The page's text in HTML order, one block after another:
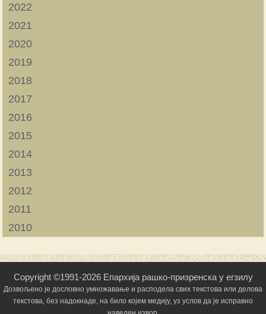
2022
2021
2020
2019
2018
2017
2016
2015
2014
2013
2012
2011
2010
Copyright ©1991-2026 Епархија рашко-призренска у егзилу
Дозвољено је дословно умножавање и расподела свих текстова или делова
текстова, без надокнаде, на било којем медију, уз услов да је исправно